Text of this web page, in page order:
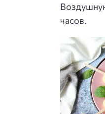
часов.